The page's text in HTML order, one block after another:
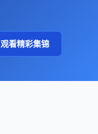
观看精彩集锦